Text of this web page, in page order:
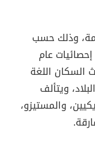
مليون نسمة، وذلك حسب
إحصائيات عام
ويتحدث السكان اللغة
ويتألف
والمستيزو،